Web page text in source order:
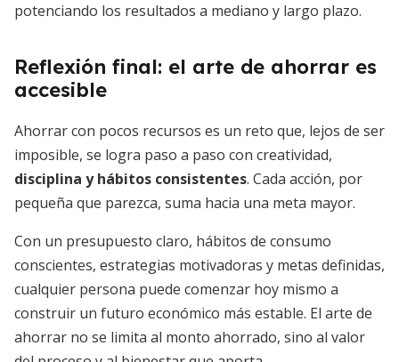
potenciando los resultados a mediano y largo plazo.
Reflexión final: el arte de ahorrar es
accesible
Ahorrar con pocos recursos es un reto que, lejos de ser
imposible, se logra paso a paso con creatividad,
disciplina y hábitos consistentes. Cada acción, por
pequeña que parezca, suma hacia una meta mayor.
Con un presupuesto claro, hábitos de consumo
conscientes, estrategias motivadoras y metas definidas,
cualquier persona puede comenzar hoy mismo a
construir un futuro económico más estable. El arte de
ahorrar no se limita al monto ahorrado, sino al valor